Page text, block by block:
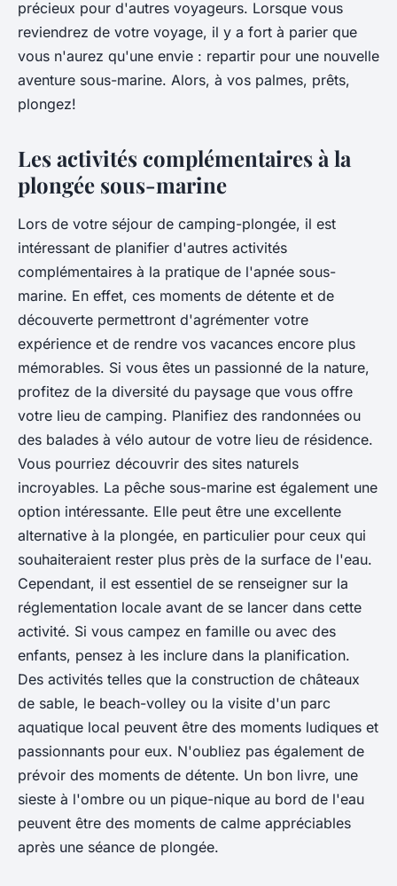
précieux pour d'autres voyageurs. Lorsque vous
reviendrez de votre voyage, il y a fort à parier que
vous n'aurez qu'une envie : repartir pour une nouvelle
aventure sous-marine. Alors, à vos palmes, prêts,
plongez!
Les activités complémentaires à la
plongée sous-marine
Lors de votre séjour de camping-plongée, il est
intéressant de planifier d'autres activités
complémentaires à la pratique de l'apnée sous-
marine. En effet, ces moments de détente et de
découverte permettront d'agrémenter votre
expérience et de rendre vos vacances encore plus
mémorables. Si vous êtes un passionné de la nature,
profitez de la diversité du paysage que vous offre
votre lieu de camping. Planifiez des randonnées ou
des balades à vélo autour de votre lieu de résidence.
Vous pourriez découvrir des sites naturels
incroyables. La pêche sous-marine est également une
option intéressante. Elle peut être une excellente
alternative à la plongée, en particulier pour ceux qui
souhaiteraient rester plus près de la surface de l'eau.
Cependant, il est essentiel de se renseigner sur la
réglementation locale avant de se lancer dans cette
activité. Si vous campez en famille ou avec des
enfants, pensez à les inclure dans la planification.
Des activités telles que la construction de châteaux
de sable, le beach-volley ou la visite d'un parc
aquatique local peuvent être des moments ludiques et
passionnants pour eux. N'oubliez pas également de
prévoir des moments de détente. Un bon livre, une
sieste à l'ombre ou un pique-nique au bord de l'eau
peuvent être des moments de calme appréciables
après une séance de plongée.